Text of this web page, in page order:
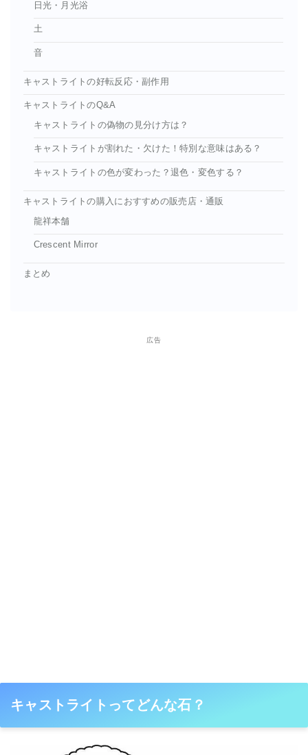
日光・月光浴
土
音
キャストライトの好転反応・副作用
キャストライトのQ&A
キャストライトの偽物の見分け方は？
キャストライトが割れた・欠けた！特別な意味はある？
キャストライトの色が変わった？退色・変色する？
キャストライトの購入におすすめの販売店・通販
龍祥本舗
Crescent Mirror
まとめ
広告
キャストライトってどんな石？